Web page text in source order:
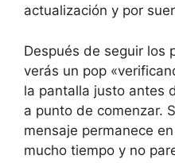
actualización y por
Después de seguir los
verás un pop
la pantalla justo antes
a punto de comenzar.
mensaje permanece
mucho tiempo y no